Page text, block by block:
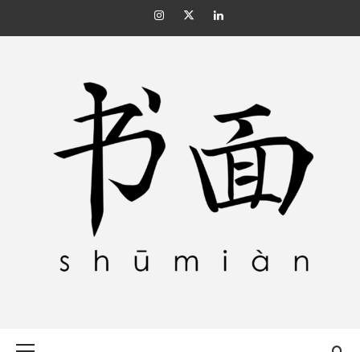
InstagramTwitterLinkedin